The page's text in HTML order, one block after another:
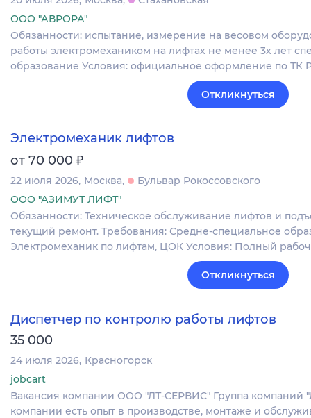
ООО "АВРОРА"
Обязанности: испытание, измерение на весовом
работы электромехаником на лифтах не менее 3х лет
образование Условия: официальное оформление по ТК
Откликнуться
Электромеханик лифтов
от 70 000 ₽
22 июля 2026 Москва
Бульвар Рокоссовского
ООО "АЗИМУТ ЛИФТ"
Обязанности: Техническое обслуживание лифтов и
текущий ремонт. Требования: Средне-специальное
Электромеханик по лифтам, ЦОК Условия: Полный
Откликнуться
Диспетчер по контролю работы лифтов
35 000
24 июля 2026 Красногорск
jobcart
Вакансия компании ООО "ЛТ-СЕРВИС" Группа компаний
компании есть опыт в производстве, монтаже и